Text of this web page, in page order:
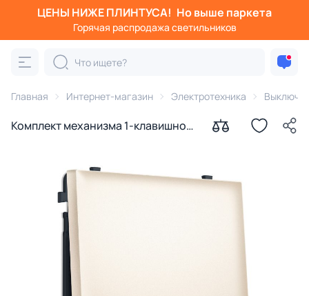
ЦЕНЫ НИЖЕ ПЛИНТУСА! Но выше паркета
Горячая распродажа светильников
Главная Интернет-магазин Электротехника
Комплект механизма 1-клавишного
QUANT PRO